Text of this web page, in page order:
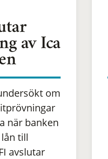
av Ica
om
när banken
till
avslutar